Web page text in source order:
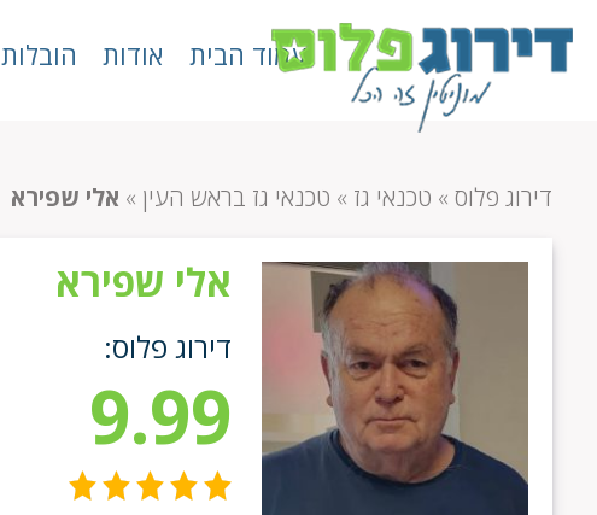
עמוד הבית אודות הובלות
דירוג פלוס » טכנאי גז » טכנאי גז בראש העין » אלי שפירא
אלי שפירא
דירוג פלוס:
9.99